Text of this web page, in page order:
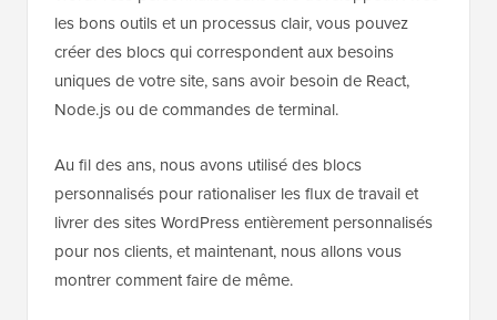
les bons outils et un processus clair, vous pouvez
créer des blocs qui correspondent aux besoins
uniques de votre site, sans avoir besoin de React,
Node.js ou de commandes de terminal.
Au fil des ans, nous avons utilisé des blocs
personnalisés pour rationaliser les flux de travail et
livrer des sites WordPress entièrement personnalisés
pour nos clients, et maintenant, nous allons vous
montrer comment faire de même.